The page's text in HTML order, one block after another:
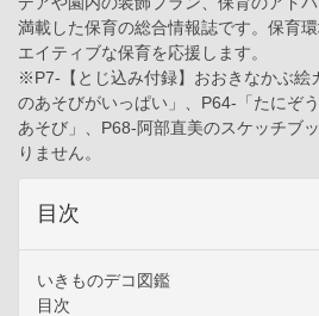
満載した保育の総合情報誌です。保育
エイティブな保育を応援します。
※P7-【とじ込み付録】おおきなかぶ絵
のあそびがいっぱい」、P64-「たにぞ
あそび」、P68-阿部直美のスケッチブ
りません。
目次
いきものデコ図鑑
目次